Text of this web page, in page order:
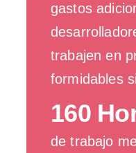
gastos
trabajen en
formidables
160
de trabajo